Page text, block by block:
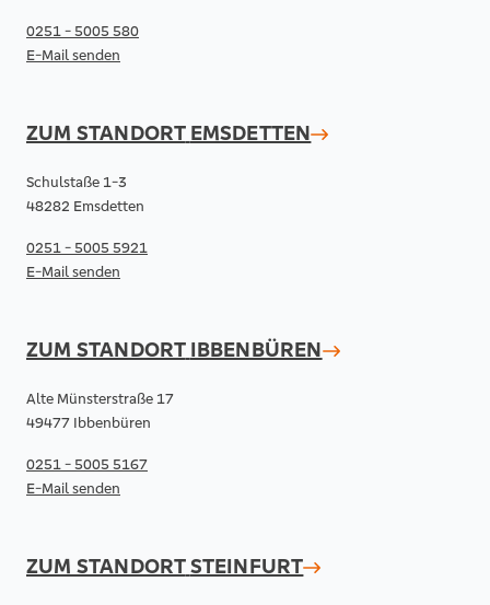
0251 - 5005 580
E-Mail senden
ZUM STANDORT EMSDETTEN
Schulstaße 1-3
48282 Emsdetten
0251 - 5005 5921
E-Mail senden
ZUM STANDORT IBBENBÜREN
Alte Münsterstraße 17
49477 Ibbenbüren
0251 - 5005 5167
E-Mail senden
ZUM STANDORTSTEINFURT